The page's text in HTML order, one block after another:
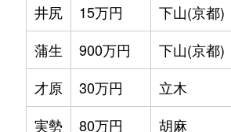
中台
180万円 下山(京都)
中台
96万円 下山(京都)
中台
400万円 下山(京都)
井尻
15万円 下山(京都)
蒲生
900万円 下山(京都)
才原
30万円 立木
実勢
80万円 胡麻